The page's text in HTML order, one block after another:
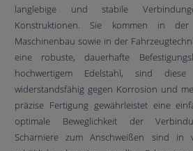
langlebige und stabile
Konstruktionen. Sie kommen in der
Maschinenbau sowie in der
eine robuste, dauerhafte
hochwertigem Edelstahl, sind diese
widerstandsfähig gegen Korrosion und
präzise Fertigung gewährleistet eine
optimale Beweglichkeit der
Scharniere zum Anschweißen sind in